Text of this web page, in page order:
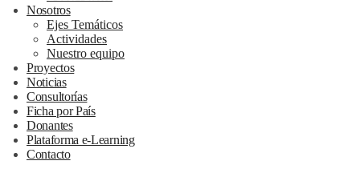
Nosotros
Ejes Temáticos
Actividades
Nuestro equipo
Proyectos
Noticias
Consultorías
Ficha por País
Donantes
Plataforma e-Learning
Contacto